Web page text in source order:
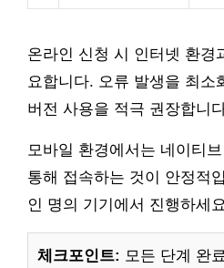
온라인 신청 시 인터넷 환경
요합니다. 오류 발생을 최소
버전 사용을 적극 권장합니
모바일 환경에서는 네이티
통해 접속하는 것이 안정적
인 명의 기기에서 진행하세
체크포인트: 모든 단계 완